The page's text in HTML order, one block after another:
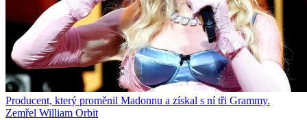
Producent, který proměnil Madonnu a získal s ní tři Grammy.
Zemřel William Orbit